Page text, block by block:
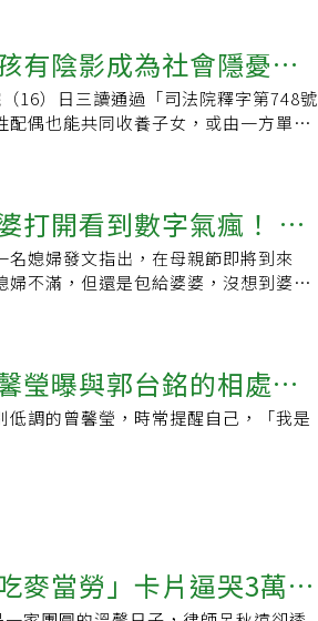
有陰影成為社會隱憂？
題根源
16）日三讀通過「司法院釋字第748號
偶也能共同收養子女，或由一方單獨
打開看到數字氣瘋！ 網
歲」
媳婦發文指出，在母親節即將到來
不滿，但還是包給婆婆，沒想到婆婆
瑩曝與郭台銘的相處之
調的曾馨瑩，時常提醒自己，「我是
麥當勞」卡片逼哭3萬